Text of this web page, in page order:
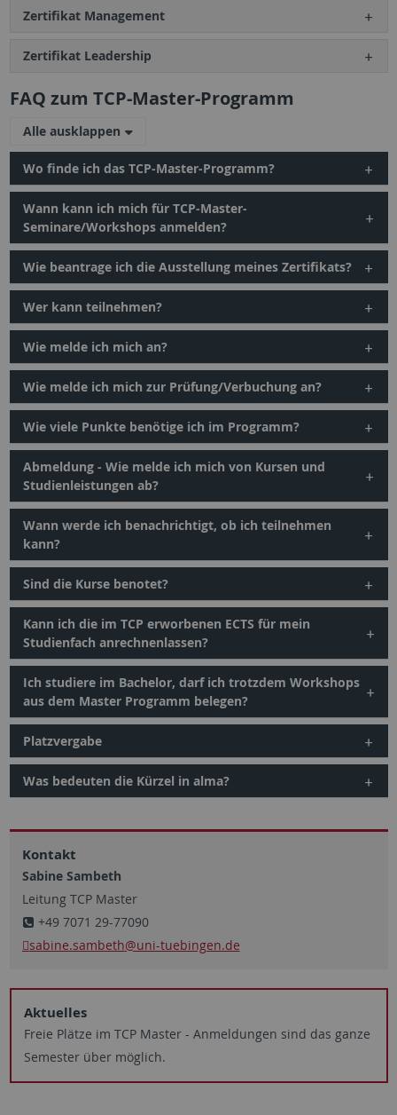
Zertifikat Management
Zertifikat Leadership
FAQ zum TCP-Master-Programm
Alle ausklappen
Wo finde ich das TCP-Master-Programm?
Wann kann ich mich für TCP-Master-
Seminare/Workshops anmelden?
Wie beantrage ich die Ausstellung meines Zertifikats?
Wer kann teilnehmen?
Wie melde ich mich an?
Wie melde ich mich zur Prüfung/Verbuchung an?
Wie viele Punkte benötige ich im Programm?
Abmeldung - Wie melde ich mich von Kursen und
Studienleistungen ab?
Wann werde ich benachrichtigt, ob ich teilnehmen
kann?
Sind die Kurse benotet?
Kann ich die im TCP erworbenen ECTS für mein
Studienfach anrechnenlassen?
Ich studiere im Bachelor, darf ich trotzdem Workshops
aus dem Master Programm belegen?
Platzvergabe
Was bedeuten die Kürzel in alma?
Kontakt
Sabine Sambeth
Leitung TCP Master
+49 7071 29-77090
sabine.sambeth@uni-tuebingen.de
Aktuelles
Freie Plätze im TCP Master - Anmeldungen sind das ganze
Semester über möglich.